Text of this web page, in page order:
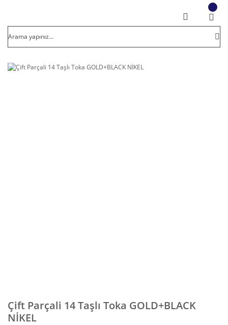
Çift Parçali 14 Taşlı Toka GOLD+BLACK
NİKEL